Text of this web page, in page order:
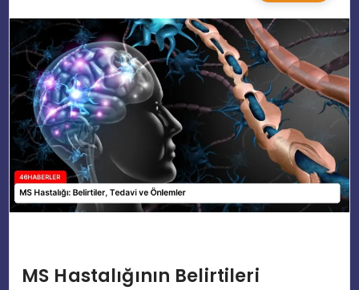
EĞITIM
MAGAZIN
SPOR
YAŞAM
MS Hastalığının Belirtileri